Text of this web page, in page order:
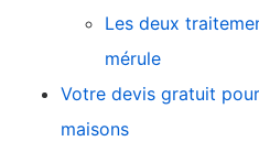
Les deux
mérule
Votre devis gratuit
maisons